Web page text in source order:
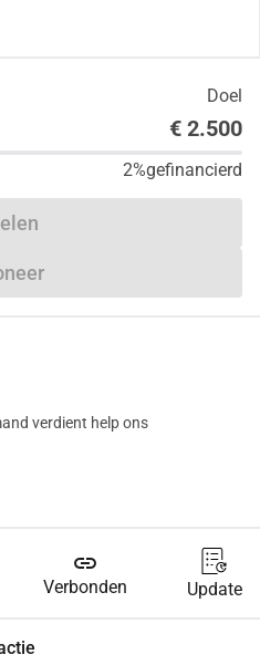
Doel
€ 2.500
2%gefinancierd
verdient help ons
link
Verbonden Update